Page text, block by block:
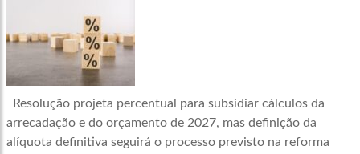
Resolução projeta percentual para subsidiar cálculos da
arrecadação e do orçamento de 2027, mas definição da
alíquota definitiva seguirá o processo previsto na reforma